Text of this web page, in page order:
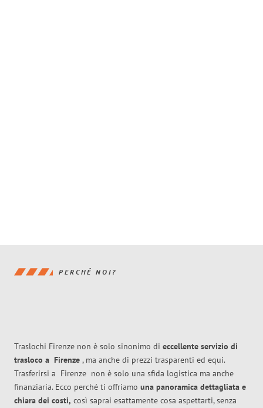
PERCHÉ NOI?
Traslochi Firenze non è solo sinonimo di eccellente servizio di
trasloco a Firenze , ma anche di prezzi trasparenti ed equi.
Trasferirsi a Firenze non è solo una sfida logistica ma anche
finanziaria. Ecco perché ti offriamo una panoramica dettagliata e
chiara dei costi, così saprai esattamente cosa aspettarti, senza